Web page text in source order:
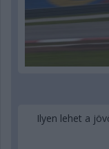
Ilyen lehet a